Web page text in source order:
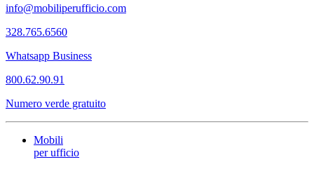
info@mobiliperufficio.com
328.765.6560
Whatsapp Business
800.62.90.91
Numero verde gratuito
Mobili
per ufficio